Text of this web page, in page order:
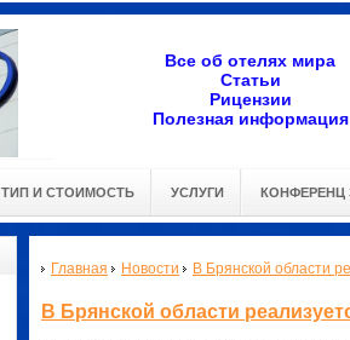
Все об отелях мира
Статьи
Рицензии
Полезная информация
ТИП И СТОИМОСТЬ УСЛУГИ КОНФЕРЕНЦ
Главная Новости В Брянской области
В Брянской области